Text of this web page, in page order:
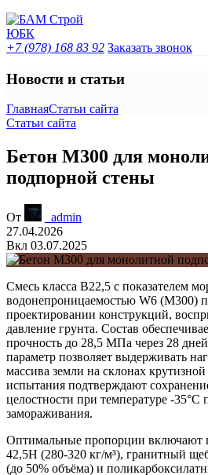
+7 (978) 168 83 92 Заказать звонок
Новости и статьи
ГлавнаяСтатьи сайта
Статьи сайта
Бетон М300 для
подпорной стены
От
_admin
27.04.2026
Вкл 03.07.2025
Смесь класса B22,5 с показателем
водонепроницаемостью W6 (М300)
проектировании конструкций,
давление грунта. Состав
прочность до 28,5 МПа через 28
параметр позволяет выдерживать
массива земли на склонах
испытания подтверждают
целостности при температуре -35°C
замораживания.
Оптимальные пропорции
42,5Н (280-320 кг/м³), гранитный
(до 50% объёма) и